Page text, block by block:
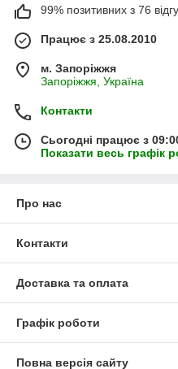
99% позитивних з 76
Працює з 25.08.2010
м. Запоріжжя
Запоріжжя, Україна
Контакти
Сьогодні працює з
Показати весь графік
Про нас
Контакти
Доставка та оплата
Графік роботи
Повна версія сайту